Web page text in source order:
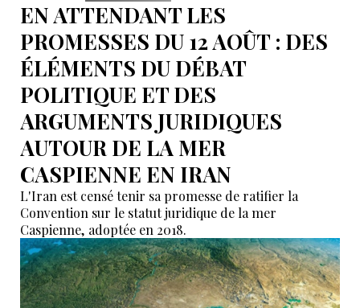
EN ATTENDANT LES
PROMESSES DU 12 AOÛT : DES
ÉLÉMENTS DU DÉBAT
POLITIQUE ET DES
ARGUMENTS JURIDIQUES
AUTOUR DE LA MER
CASPIENNE EN IRAN
L'Iran est censé tenir sa promesse de ratifier la
Convention sur le statut juridique de la mer
Caspienne, adoptée en 2018.